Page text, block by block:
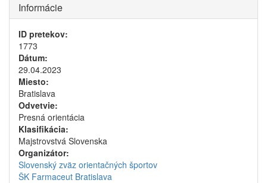
Informácie
ID pretekov:
1773
Dátum:
29.04.2023
Miesto:
Bratislava
Odvetvie:
Presná orientácia
Klasifikácia:
Majstrovstvá Slovenska
Organizátor:
Slovenský zväz orientačných športov
ŠK Farmaceut Bratislava